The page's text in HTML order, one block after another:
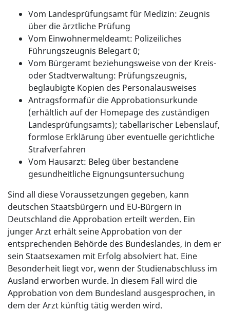
Vom Landesprüfungsamt für Medizin: Zeugnis
über die ärztliche Prüfung
Vom Einwohnermeldeamt: Polizeiliches
Führungszeugnis Belegart 0;
Vom Bürgeramt beziehungsweise von der Kreis-
oder Stadtverwaltung: Prüfungszeugnis,
beglaubigte Kopien des Personalausweises
Antragsformafür die Approbationsurkunde
(erhältlich auf der Homepage des zuständigen
Landesprüfungsamts); tabellarischer Lebenslauf,
formlose Erklärung über eventuelle gerichtliche
Strafverfahren
Vom Hausarzt: Beleg über bestandene
gesundheitliche Eignungsuntersuchung
Sind all diese Voraussetzungen gegeben, kann
deutschen Staatsbürgern und EU-Bürgern in
Deutschland die Approbation erteilt werden. Ein
junger Arzt erhält seine Approbation von der
entsprechenden Behörde des Bundeslandes, in dem er
sein Staatsexamen mit Erfolg absolviert hat. Eine
Besonderheit liegt vor, wenn der Studienabschluss im
Ausland erworben wurde. In diesem Fall wird die
Approbation von dem Bundesland ausgesprochen, in
dem der Arzt künftig tätig werden wird.